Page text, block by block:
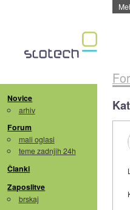
Novice
arhiv
Forum
mali oglasi
teme zadnjih 24h
Članki
Zaposlitve
brskaj